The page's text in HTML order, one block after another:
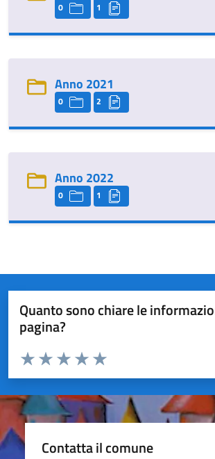
0 1
Anno 2021
0 2
Anno 2022
0 1
Quanto sono chiare le
pagina?
Valuta da 1 a 5 stelle la pagina
Valuta 5 stelle su 5
Valuta 4 stelle su 5
Valuta 3 stelle su 5
Valuta 2 stelle su 5
Valuta 1 stelle su 5
Contatta il comune